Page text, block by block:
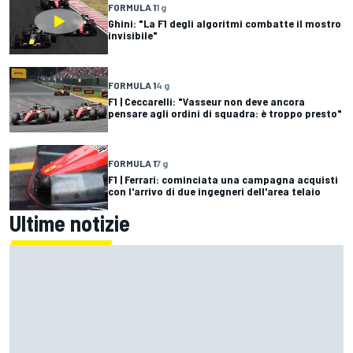
FORMULA 11 g
Ghini: "La F1 degli algoritmi combatte il mostro
invisibile"
FORMULA 14 g
F1 | Ceccarelli: "Vasseur non deve ancora
pensare agli ordini di squadra: è troppo presto"
FORMULA 17 g
F1 | Ferrari: cominciata una campagna acquisti
con l'arrivo di due ingegneri dell'area telaio
Ultime notizie